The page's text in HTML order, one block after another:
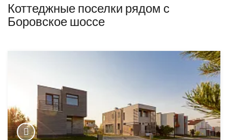
Коттеджные поселки рядом с
Боровское шоссе